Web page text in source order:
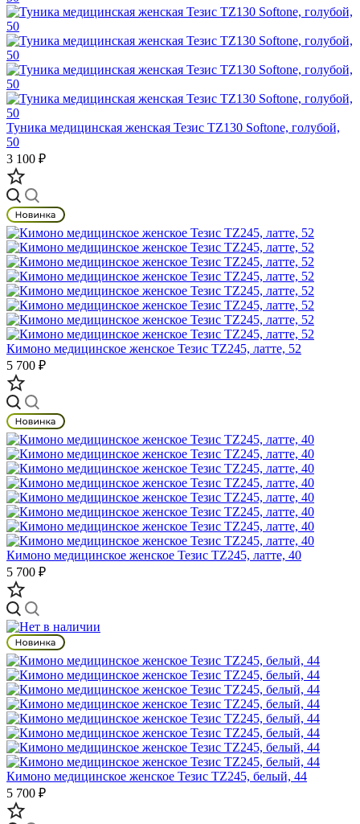
Туника медицинская женская Тезис TZ130 Softone, голубой,
50
3 100 ₽
Кимоно медицинское женское Тезис TZ245, латте, 52
5 700 ₽
Кимоно медицинское женское Тезис TZ245, латте, 40
5 700 ₽
Кимоно медицинское женское Тезис TZ245, белый, 44
5 700 ₽